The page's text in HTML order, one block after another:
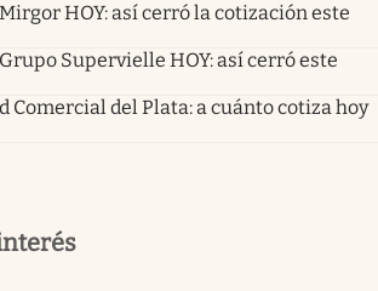
Mirgor HOY: así cerró la cotización este
Grupo Supervielle HOY: así cerró este
Comercial del Plata: a cuánto cotiza hoy